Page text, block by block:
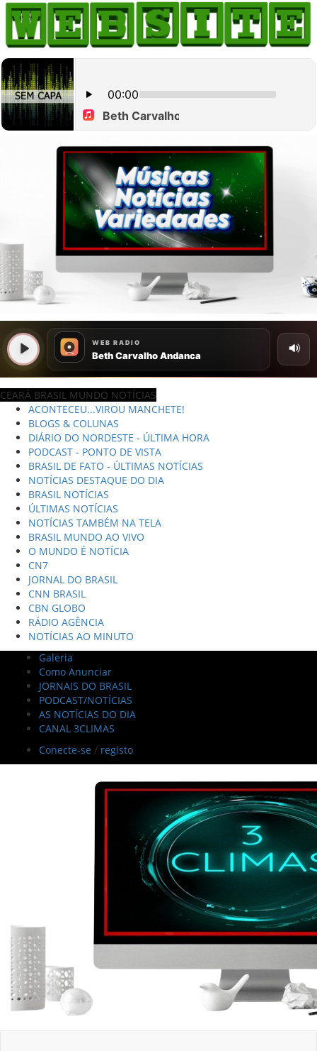
CEARÁ BRASIL MUNDO NOTÍCIAS
ACONTECEU...VIROU MANCHETE!
BLOGS & COLUNAS
DIÁRIO DO NORDESTE - ÚLTIMA HORA
PODCAST - PONTO DE VISTA
BRASIL DE FATO - ÚLTIMAS NOTÍCIAS
NOTÍCIAS DESTAQUE DO DIA
BRASIL NOTÍCIAS
ÚLTIMAS NOTÍCIAS
NOTÍCIAS TAMBÉM NA TELA
BRASIL MUNDO AO VIVO
O MUNDO É NOTÍCIA
CN7
JORNAL DO BRASIL
CNN BRASIL
CBN GLOBO
RÁDIO AGÊNCIA
NOTÍCIAS AO MINUTO
Galeria
Como Anunciar
JORNAIS DO BRASIL
PODCAST/NOTÍCIAS
AS NOTÍCIAS DO DIA
CANAL 3CLIMAS
Conecte-se / registo